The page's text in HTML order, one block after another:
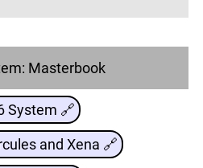
Masterbook
System 🔗
and Xena 🔗